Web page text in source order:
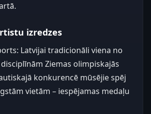
izredzes
Latvijai tradicionāli viena no
Ziemas olimpiskajās
konkurencē mūsējie spēj
vietām – iespējamas medaļu